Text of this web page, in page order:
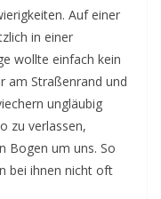
Auf einer
in einer
wollte einfach kein
am Straßenrand und
ungläubig
zu verlassen,
Bogen um uns. So
bei ihnen nicht oft